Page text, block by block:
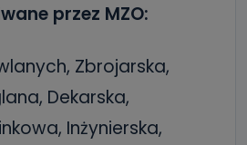
przez MZO:
Zbrojarska,
Dekarska,
Inżynierska,